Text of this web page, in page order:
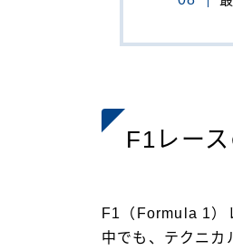
F1レー
F1（Formula 1）
中でも、テクニカ